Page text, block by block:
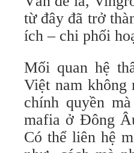
từ đây đã trở
ích – chi phối
Mối quan hệ
Việt nam không
chính quyền
mafia ở Đông
Có thể liên hệ